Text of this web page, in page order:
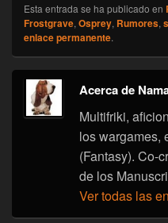
Esta entrada se ha publicado en
Frostgrave, Osprey, Rumores,
enlace permanente.
Acerca de
Multifriki,
los wargames,
(Fantasy). Co-
de los
Ver todas las